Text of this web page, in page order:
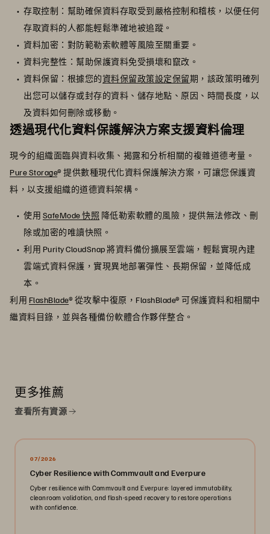
存取控制：幫助確保資料存取受到嚴格控制和稽核，以便任何
存取資料的人都能輕鬆準確地被追蹤。
資料加密：對防範勒索軟體等風險至關重要。
資料完整性：幫助保護資料免受損壞和竄改。
資料保留：根據您的資料保留政策設定保留期，該政策明確列
出您可以儲存或封存的資料、儲存地點、原因、時間長度，以
及資料如何刪除或移動。
透過現代化資料保護解決方案支援資料倫理
現今的組織面臨與資料收集、揭露和分析相關的複雜道德考量。
Pure Storage® 提供數種現代化資料保護解決方案，可讓您保護資
料，以支援組織的道德資料架構。
使用 SafeMode 快照 降低勒索軟體的風險，提供無法修改、刪
除或加密的唯讀快照。
利用 Purity CloudSnap 將資料備份擴展至雲端，輕鬆實現內建
雲端式資料保護，實現異地部署彈性、長期保留，並降低成
本。
利用 FlashBlade® 從攻擊中復原，FlashBlade® 可保護資料和相關中
繼資料目錄，並與各種備份軟體合作夥伴整合。
更多推薦
查看所有資源
07/2026
Cyber Resilience with Commvault and Everpure
Cyber resilience with Commvault and Everpure: layered immutability,
cleanroom validation, and flash-speed recovery to restore operations
with confidence.